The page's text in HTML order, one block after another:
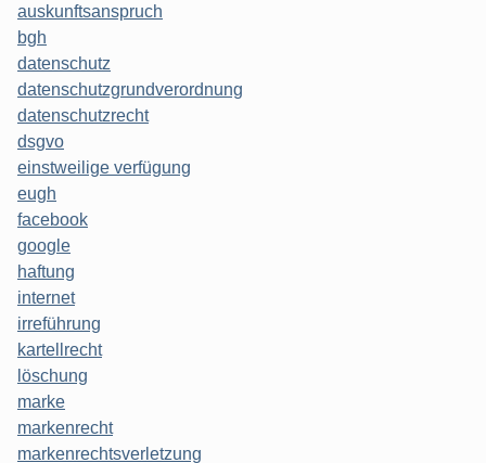
auskunftsanspruch
bgh
datenschutz
datenschutzgrundverordnung
datenschutzrecht
dsgvo
einstweilige verfügung
eugh
facebook
google
haftung
internet
irreführung
kartellrecht
löschung
marke
markenrecht
markenrechtsverletzung